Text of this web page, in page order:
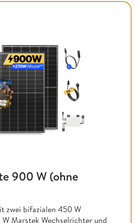
900 W (ohne
zwei bifazialen 450 W
Marstek Wechselrichter und